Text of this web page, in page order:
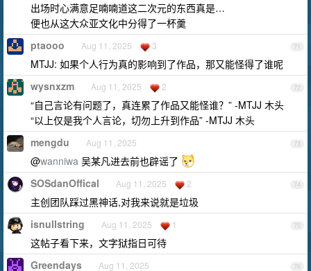
出场时心满意足喃喃道这二次元的东西真是…
便也从这大众亚文化中分得了一杯羹
71
ptaooo Aug 11, 2025 3
MTJJ: 如果个人行为真的影响到了作品，那又能怪得了谁呢
72
wysnxzm Aug 11, 2025 2
“自己言论有问题了，真连累了作品又能怪谁？” -MTJJ 木头
“以上仅是我个人言论，切勿上升到作品” -MTJJ 木头
73
mengdu Aug 11, 2025
@wanniwa 吴某凡进去前也辟谣了
74
SOSdanOffical Aug 11, 2025 2
主创团队踩过黑神话,对我来说就是垃圾
75
isnullstring Aug 11, 2025 1
这帖子看下来，文字狱指日可待
76
Greendays Aug 11, 2025